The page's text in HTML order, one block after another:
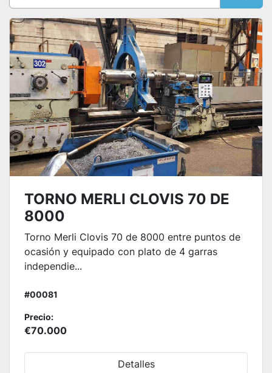
Ordenar por
TORNO MERLI CLOVIS 70 DE
8000
Torno Merli Clovis 70 de 8000 entre puntos de
ocasión y equipado con plato de 4 garras
independie...
#00081
Precio:
€70.000
Detalles